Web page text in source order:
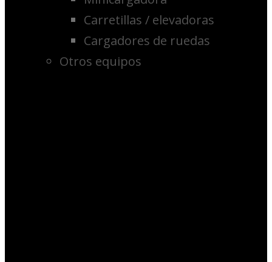
Carretillas / elevadoras
Cargadores de ruedas
Otros equipos